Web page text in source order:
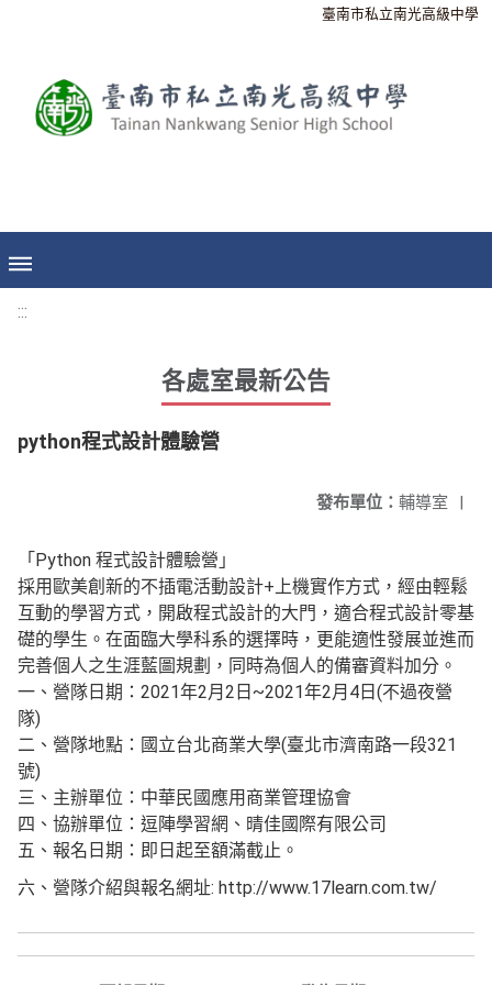
臺南市私立南光高級中學
:::
各處室最新公告
python程式設計體驗營
發布單位： 輔導室 |
「Python 程式設計體驗營」
採用歐美創新的不插電活動設計+上機實作方式，經由輕鬆
互動的學習方式，開啟程式設計的大門，適合程式設計零基
礎的學生。在面臨大學科系的選擇時，更能適性發展並進而
完善個人之生涯藍圖規劃，同時為個人的備審資料加分。
一、營隊日期：2021年2月2日~2021年2月4日(不過夜營
隊)
二、營隊地點：國立台北商業大學(臺北市濟南路一段321
號)
三、主辦單位：中華民國應用商業管理協會
四、協辦單位：逗陣學習網、晴佳國際有限公司
五、報名日期：即日起至額滿截止。
六、營隊介紹與報名網址: http://www.17learn.com.tw/